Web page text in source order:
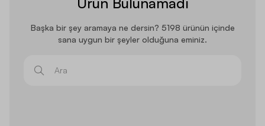
Başka bir şey aramaya ne dersin? 5198 ürünün içinde
sana uygun bir şeyler olduğuna eminiz.
Ara